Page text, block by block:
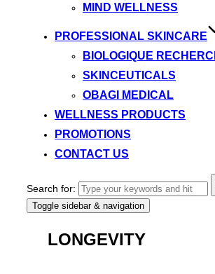
MIND WELLNESS
PROFESSIONAL SKINCARE
BIOLOGIQUE
SKINCEUTICALS
OBAGI MEDICAL
WELLNESS PRODUCTS
PROMOTIONS
CONTACT US
Search for:
Toggle sidebar & navigation
LONGEVITY